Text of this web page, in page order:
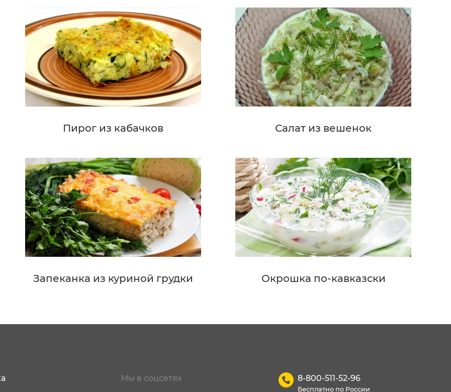
Пирог из кабачков Салат из вешенок
Запеканка из куриной грудки Окрошка по-кавказски
Мы в соцсетях 8-800-511-52-96
Бесплатно по России